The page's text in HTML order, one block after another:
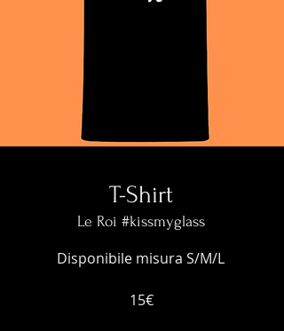
T-Shirt
Le Roi #kissmyglass
Disponibile misura S/M/L
15€